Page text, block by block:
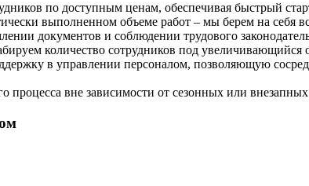
по доступным ценам, обеспечивая быстрый
выполненном объеме работ – мы берем на себя
документов и соблюдении трудового
количество сотрудников под увеличивающийся
в управлении персоналом, позволяющую
процесса вне зависимости от сезонных или